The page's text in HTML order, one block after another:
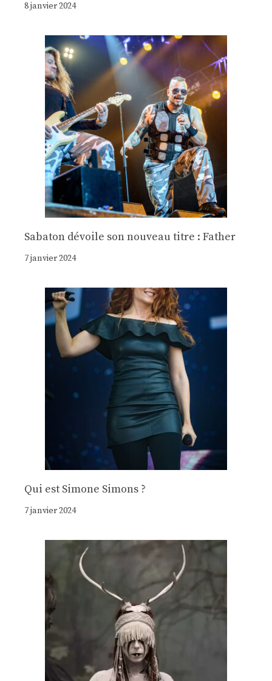
8 janvier 2024
Sabaton dévoile son nouveau titre : Father
7 janvier 2024
Qui est Simone Simons ?
7 janvier 2024